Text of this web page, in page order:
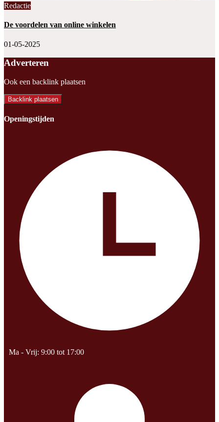
Redactie
De voordelen van online winkelen
01-05-2025
Adverteren
Ook een backlink plaatsen
Backlink plaatsen
Openingstijden
Ma - Vrij: 9:00 tot 17:00